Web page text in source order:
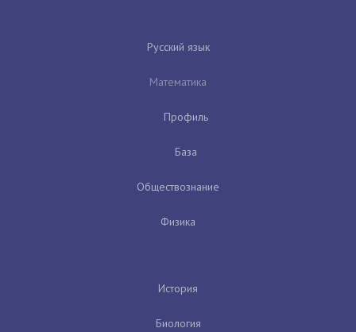
Русский язык
Математика
Профиль
База
Обществознание
Физика
История
Биология